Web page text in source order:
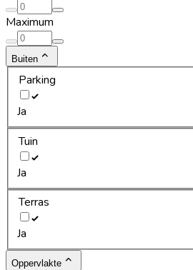
Maximum
Buiten
Parking
Ja
Tuin
Ja
Terras
Ja
Oppervlakte